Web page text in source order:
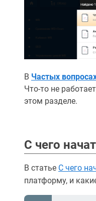
В Частых
Что-то не
этом разделе.
С чего
В статье С чего
платформу, и